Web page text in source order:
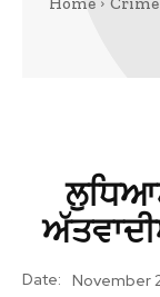
Date: November